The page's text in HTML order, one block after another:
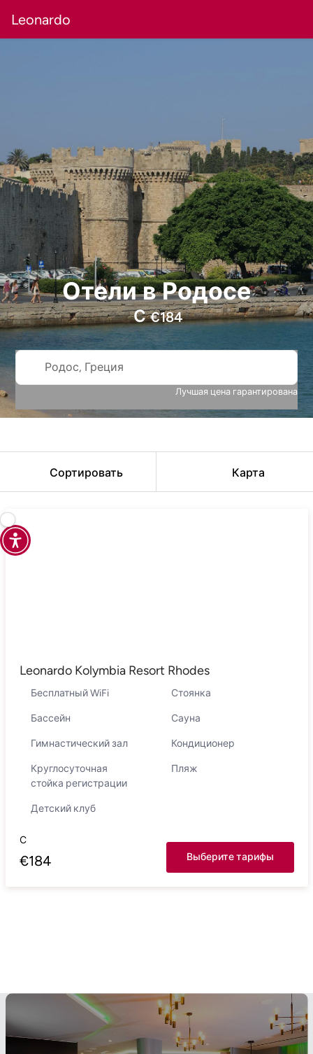
Leonardo
Отели в Родосе
С€184
Родос, Греция
Лучшая цена гарантирована
Сортировать Карта
Leonardo Kolymbia Resort Rhodes
Бесплатный WiFi Стоянка
Бассейн Сауна
Гимнастический зал Кондиционер
Круглосуточная
стойка регистрации
Пляж
Детский клуб
С
€184 Выберите тарифы